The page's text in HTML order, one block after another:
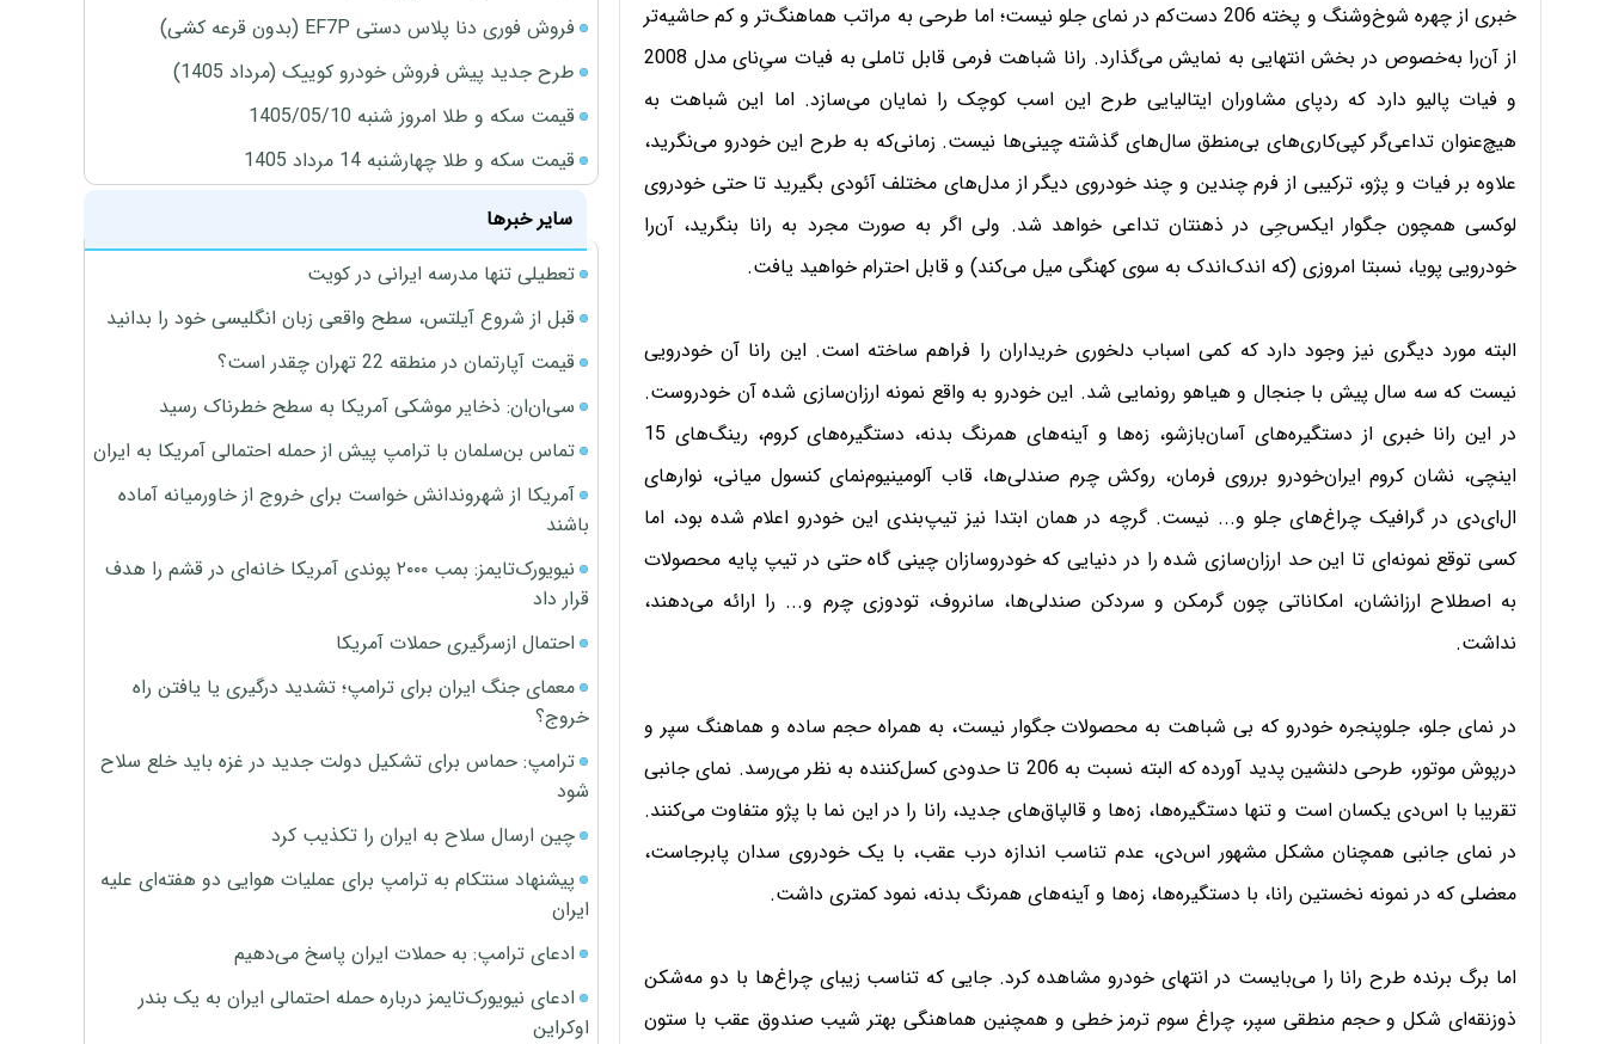
خبری از چهره شوخ‌و‌شنگ و پخته 206 دست‌کم در نمای جلو نیست؛ اما طرحی به مراتب هماهنگ‌تر و کم حاشیه‌تر
از آن‌را به‌خصوص در بخش انتهایی به نمایش می‌گذارد.
رانا شباهت فرمی قابل تاملی به فیات سی‌ِنای مدل 2008
و فیات پالیو دارد که ردپای مشاوران ایتالیایی طرح این اسب کوچک را نمایان می‌سازد. اما این شباهت به
هیچ‌عنوان تداعی‌گر کپی‌کاری‌های بی‌منطق سال‌های گذشته چینی‌ها نیست. زمانی‌که به طرح این خودرو می‌نگرید،
علاوه بر فیات و پژو، ترکیبی از فرم چندین و چند خودروی دیگر از مدل‌های مختلف آئودی بگیرید تا حتی خودروی
لوکسی همچون جگوار ایکس‌جِی در ذهنتان تداعی خواهد شد. ولی اگر به صورت مجرد به رانا بنگرید، آن‌را
خودرویی پویا، نسبتا امروزی (که اندک‌اندک به سوی کهنگی میل می‌کند) و قابل احترام خواهید یافت.
البته مورد دیگری نیز وجود دارد که کمی اسباب دلخوری خریداران را فراهم ساخته است. این رانا آن خودرویی
نیست که سه سال پیش با جنجال و هیاهو رونمایی شد. این خودرو به واقع نمونه ارزان‌سازی شده آن خودروست.
در این رانا خبری از دستگیره‌های آسان‌بازشو، زه‌ها و آینه‌های همرنگ بدنه، دستگیره‌های کروم، رینگ‌های 15
اینچی، نشان کروم ایران‌خودرو برروی فرمان، روکش چرم صندلی‌ها، قاب آلومینیوم‌نمای کنسول میانی، نوارهای
ال‌ای‌دی در گرافیک چراغ‌های جلو و... نیست. گرچه در همان ابتدا نیز تیپ‌بندی این خودرو اعلام شده بود، اما
کسی توقع نمونه‌ای تا این حد ارزان‌سازی شده را در دنیایی که خودروسازان چینی گاه حتی در تیپ پایه محصولات
به اصطلاح ارزانشان، امکاناتی چون گرمکن و سردکن صندلی‌ها، سانروف، تودوزی چرم و... را ارائه می‌دهند،
نداشت.
در نمای جلو، جلوپنجره خودرو که بی شباهت به محصولات جگوار نیست، به همراه حجم ساده و هماهنگ سپر و
درپوش موتور، طرحی دلنشین پدید آورده‌ که البته نسبت به 206 تا حدودی کسل‌کننده به نظر می‌رسد. نمای جانبی
تقریبا با اس‌دی یکسان است و تنها دستگیره‌ها، زه‌ها و قالپاق‌های جدید، رانا را در این نما با پژو متفاوت می‌کنند.
در نمای جانبی همچنان مشکل مشهور اس‌دی، عدم تناسب اندازه درب عقب، با یک خودروی سدان پابرجاست،
معضلی که در نمونه نخستین رانا، با دستگیره‌ها، زه‌ها و آینه‌های همرنگ بدنه، نمود کمتری داشت.
اما برگ برنده طرح رانا را می‌بایست در انتهای خودرو مشاهده کرد. جایی که تناسب زیبای چراغ‌ها با دو مه‌شکن
ذوزنقه‌ای شکل و حجم منطقی سپر، چراغ سوم ترمز خطی و همچنین هماهنگی بهتر شیب صندوق عقب با ستون
فروش فوری دنا پلاس دستی EF7P (بدون قرعه کشی)
طرح جدید پیش فروش خودرو کوییک (مرداد 1405)
قیمت سکه و طلا امروز شنبه 1405/05/10
قیمت سکه و طلا چهارشنبه 14 مرداد 1405
سایر خبرها
تعطیلی تنها مدرسه ایرانی در کویت
قبل از شروع آیلتس، سطح واقعی زبان انگلیسی خود را بدانید
قیمت آپارتمان در منطقه 22 تهران چقدر است؟
سی‌ان‌ان: ذخایر موشکی آمریکا به سطح خطرناک رسید
تماس بن‌سلمان با ترامپ پیش از حمله احتمالی آمریکا به ایران
آمریکا از شهروندانش خواست برای خروج از خاورمیانه آماده
باشند
نیویورک‌تایمز: بمب ۲۰۰۰ پوندی آمریکا خانه‌ای در قشم را هدف
قرار داد
احتمال ازسرگیری حملات آمریکا
معمای جنگ ایران برای ترامپ؛ تشدید درگیری یا یافتن راه
خروج؟
ترامپ: حماس برای تشکیل دولت جدید در غزه باید خلع سلاح
شود
چین ارسال سلاح به ایران را تکذیب کرد
پیشنهاد سنتکام به ترامپ برای عملیات هوایی دو هفته‌ای علیه
ایران
ادعای ترامپ: به حملات ایران پاسخ می‌دهیم
ادعای نیویورک‌تایمز درباره حمله احتمالی ایران به یک بندر
اوکراین